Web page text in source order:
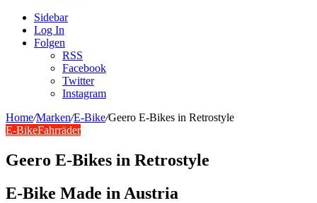
Sidebar
Log In
Folgen
RSS
Facebook
Twitter
Instagram
Home/Marken/E-Bike/Geero E-Bikes in Retrostyle
E-BikeFahrräder
Geero E-Bikes in Retrostyle
E-Bike Made in Austria